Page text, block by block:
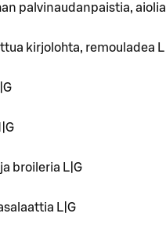
palvinaudanpaistia,
kirjolohta, remouladea
broileria L|G
L|G